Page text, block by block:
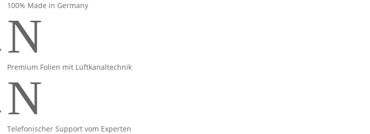
100% Made in Germany
N
Premium Folien mit Luftkanaltechnik
N
Telefonischer Support vom Experten